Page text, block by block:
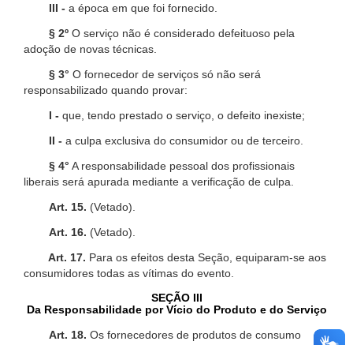
III - a época em que foi fornecido.
§ 2º O serviço não é considerado defeituoso pela
adoção de novas técnicas.
§ 3° O fornecedor de serviços só não será
responsabilizado quando provar:
I - que, tendo prestado o serviço, o defeito inexiste;
II - a culpa exclusiva do consumidor ou de terceiro.
§ 4° A responsabilidade pessoal dos profissionais
liberais será apurada mediante a verificação de culpa.
Art. 15. (Vetado).
Art. 16. (Vetado).
Art. 17. Para os efeitos desta Seção, equiparam-se aos
consumidores todas as vítimas do evento.
SEÇÃO III
Da Responsabilidade por Vício do Produto e do Serviço
Art. 18. Os fornecedores de produtos de consumo